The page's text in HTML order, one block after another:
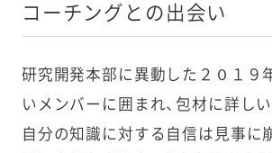
コーチングとの出会い
研究開発本部に異動した２０１９
いメンバーに囲まれ、包材に詳し
自分の知識に対する自信は見事に